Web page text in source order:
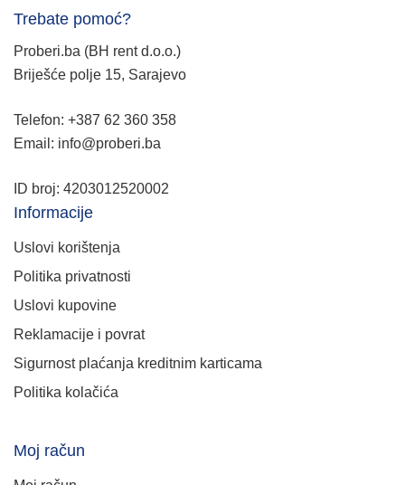
Trebate pomoć?
Proberi.ba (BH rent d.o.o.)
Briješće polje 15, Sarajevo
Telefon: +387 62 360 358
Email: info@proberi.ba
ID broj: 4203012520002
Informacije
Uslovi korištenja
Politika privatnosti
Uslovi kupovine
Reklamacije i povrat
Sigurnost plaćanja kreditnim karticama
Politika kolačića
Moj račun